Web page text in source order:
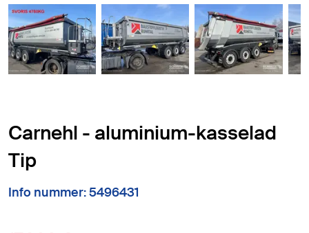
Carnehl - aluminium-kasselad
Tip
Info nummer: 5496431